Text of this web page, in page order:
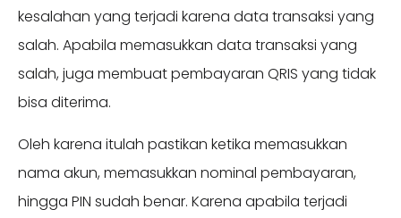
kesalahan yang terjadi karena data transaksi yang
salah. Apabila memasukkan data transaksi yang
salah, juga membuat pembayaran QRIS yang tidak
bisa diterima.
Oleh karena itulah pastikan ketika memasukkan
nama akun, memasukkan nominal pembayaran,
hingga PIN sudah benar. Karena apabila terjadi